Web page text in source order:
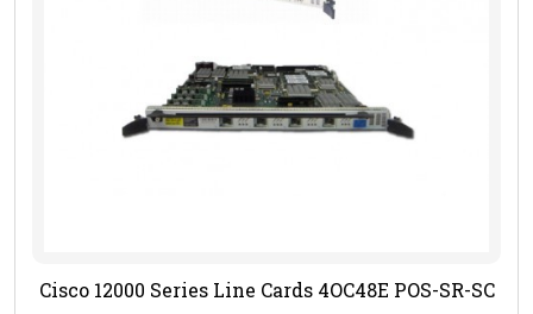
Cisco 12000 Series Line Cards 4OC48E POS-SR-SC